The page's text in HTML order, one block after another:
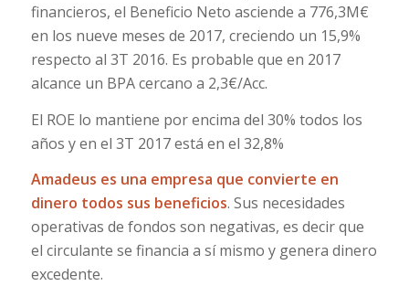
financieros, el Beneficio Neto asciende a 776,3M€
en los nueve meses de 2017, creciendo un 15,9%
respecto al 3T 2016. Es probable que en 2017
alcance un BPA cercano a 2,3€/Acc.
El ROE lo mantiene por encima del 30% todos los
años y en el 3T 2017 está en el 32,8%
Amadeus es una empresa que convierte en
dinero todos sus beneficios. Sus necesidades
operativas de fondos son negativas, es decir que
el circulante se financia a sí mismo y genera dinero
excedente.